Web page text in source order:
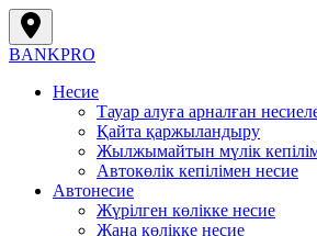
BANKPRO
Несие
Тауар алуға арналған
Қайта қаржыландыру
Жылжымайтын мүлік
Автокөлік кепілімен несие
Автонесие
Жүрілген көлікке несие
Жаңа көлікке несие